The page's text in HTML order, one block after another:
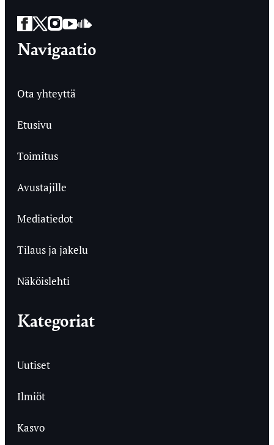
Facebook
Twitter
Instagram
YouTube
SoundCloud
Navigaatio
Ota yhteyttä
Etusivu
Toimitus
Avustajille
Mediatiedot
Tilaus ja jakelu
Näköislehti
Kategoriat
Uutiset
Ilmiöt
Kasvo